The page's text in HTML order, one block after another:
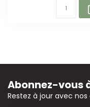
Abonnez-vous
Restez à jour avec